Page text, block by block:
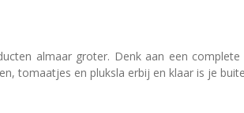
almaar groter. Denk aan een
tomaatjes en pluksla erbij en klaar is je